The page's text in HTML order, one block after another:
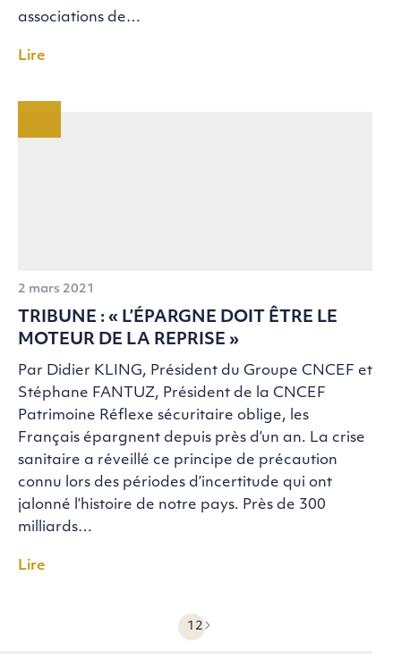
associations de…
Lire
2 mars 2021
TRIBUNE : « L’ÉPARGNE DOIT ÊTRE LE
MOTEUR DE LA REPRISE »
Par Didier KLING, Président du Groupe CNCEF et
Stéphane FANTUZ, Président de la CNCEF
Patrimoine Réflexe sécuritaire oblige, les
Français épargnent depuis près d’un an. La crise
sanitaire a réveillé ce principe de précaution
connu lors des périodes d’incertitude qui ont
jalonné l’histoire de notre pays. Près de 300
milliards…
Lire
Précédent
1 2 Suivant